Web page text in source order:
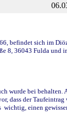
befindet sich im
8, 36043 Fulda
wurde bei
dass der
einen